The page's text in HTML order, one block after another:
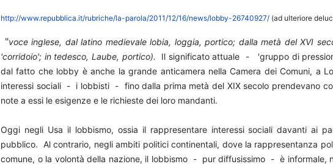
http://www.repubblica.it/rubriche/la-parola/2011/12/16/news/lobby-26740927/ (ad ulteriore
"voce inglese, dal latino medievale lobia, loggia, portico; dalla metà del XVI
'corridoio'; in tedesco, Laube, portico).
Il significato attuale - 'gruppo di
dal fatto che lobby è anche la grande anticamera nella Camera dei Comuni, a
interessi sociali - i lobbisti - fino dalla prima metà del XIX secolo prendevano
note a essi le esigenze e le richieste dei loro mandanti.
Oggi negli Usa il lobbismo, ossia il rappresentare interessi sociali davanti ai
pubblico. Al contrario, negli ambiti politici continentali, dove la rappresentanza
comune, o la volontà della nazione, il lobbismo - pur diffusissimo - è informale,